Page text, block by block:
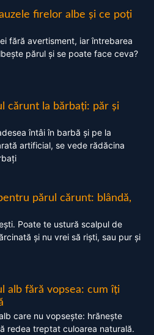
firelor albe și ce poți
fără avertisment, iar întrebarea
părul și se poate face ceva?
cărunt la bărbați: păr și
întâi în barbă și pe la
artificial, se vede rădăcina
părul cărunt: blândă,
Poate te ustură scalpul de
și nu vrei să riști, sau pur și
alb fără vopsea: cum îți
care nu vopsește: hrănește
redea treptat culoarea naturală.